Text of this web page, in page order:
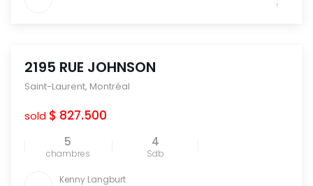
2195 RUE JOHNSON
Saint-Laurent, Montréal
sold $ 827.500
5
chambres
4
Sdb
Kenny Langburt